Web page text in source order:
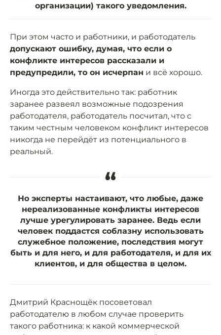
организации) такого уведомления.
При этом часто и работники, и работодатель
допускают ошибку, думая, что если о
конфликте интересов рассказали и
предупредили, то он исчерпан и всё хорошо.
Иногда это действительно так: работник
заранее развеял возможные подозрения
работодателя, работодатель посчитал, что с
таким честным человеком конфликт интересов
никогда не перейдёт из потенциального в
реальный.
“
Но эксперты настаивают, что любые, даже
нереализованные конфликты интересов
лучше урегулировать заранее. Ведь если
человек поддастся соблазну использовать
служебное положение, последствия могут
быть и для него, и для работодателя, и для их
клиентов, и для общества в целом.
Дмитрий Краснощёк посоветовал
работодателю в любом случае проверить
такого работника: к какой коммерческой